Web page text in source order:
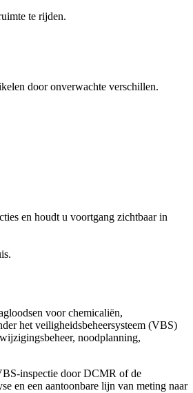
te rijden.
door onverwachte verschillen.
en houdt u voortgang zichtbaar in
voor chemicaliën,
het veiligheidsbeheersysteem (VBS)
noodplanning,
inspectie door DCMR of de
en een aantoonbare lijn van meting naar